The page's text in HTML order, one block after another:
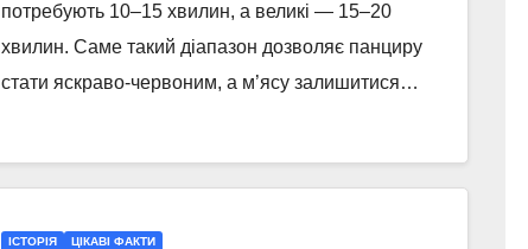
потребують 10–15 хвилин, а великі — 15–20
хвилин. Саме такий діапазон дозволяє панциру
стати яскраво-червоним, а м’ясу залишитися…
ІСТОРІЯ ЦІКАВІ ФАКТИ